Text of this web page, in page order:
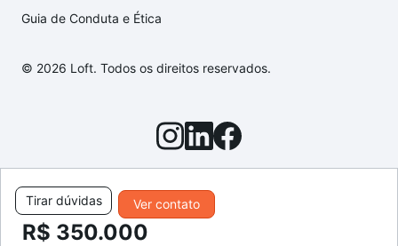
Ver contato
Tirar dúvidas
R$ 350.000
Guia de Conduta e Ética
© 2026 Loft. Todos os direitos reservados.